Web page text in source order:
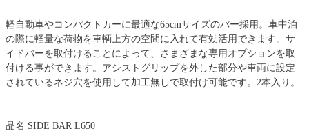
軽自動車やコンパクトカーに最適な65cmサイズのバー採用。車中泊
の際に軽量な荷物を車輌上方の空間に入れて有効活用できます。サ
イドバーを取付けることによって、さまざまな専用オプションを取
付ける事ができます。アシストグリップを外した部分や車両に設定
されているネジ穴を使用して加工無しで取付け可能です。2本入り。
品名 SIDE BAR L650